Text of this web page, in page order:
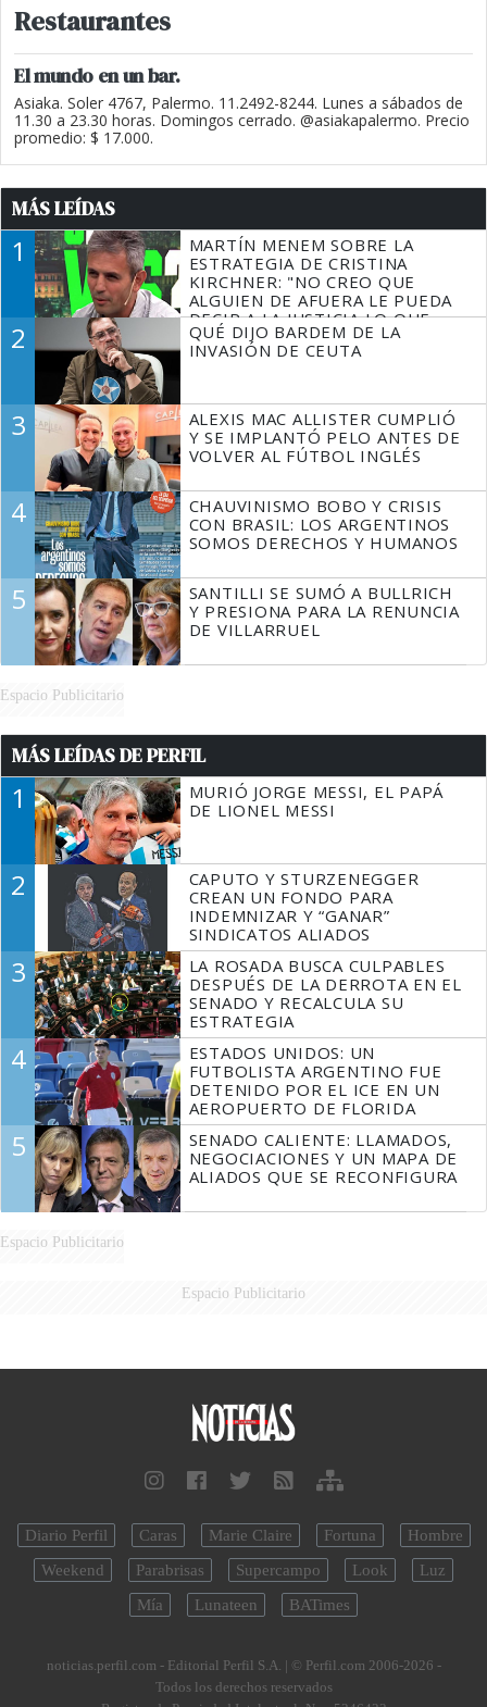
Restaurantes
El mundo en un bar.
Asiaka. Soler 4767, Palermo. 11.2492-8244. Lunes a sábados de
11.30 a 23.30 horas. Domingos cerrado. @asiakapalermo. Precio
promedio: $ 17.000.
MÁS LEÍDAS
1
MARTÍN MENEM SOBRE LA
ESTRATEGIA DE CRISTINA
KIRCHNER: "NO CREO QUE
ALGUIEN DE AFUERA LE PUEDA
DECIR A LA JUSTICIA LO QUE
TIENE QUE HACER"
2
QUÉ DIJO BARDEM DE LA
INVASIÓN DE CEUTA
3
ALEXIS MAC ALLISTER CUMPLIÓ
Y SE IMPLANTÓ PELO ANTES DE
VOLVER AL FÚTBOL INGLÉS
4
CHAUVINISMO BOBO Y CRISIS
CON BRASIL: LOS ARGENTINOS
SOMOS DERECHOS Y HUMANOS
5
SANTILLI SE SUMÓ A BULLRICH
Y PRESIONA PARA LA RENUNCIA
DE VILLARRUEL
Espacio Publicitario
MÁS LEÍDAS DE PERFIL
1
MURIÓ JORGE MESSI, EL PAPÁ
DE LIONEL MESSI
2
CAPUTO Y STURZENEGGER
CREAN UN FONDO PARA
INDEMNIZAR Y “GANAR”
SINDICATOS ALIADOS
3
LA ROSADA BUSCA CULPABLES
DESPUÉS DE LA DERROTA EN EL
SENADO Y RECALCULA SU
ESTRATEGIA
4
ESTADOS UNIDOS: UN
FUTBOLISTA ARGENTINO FUE
DETENIDO POR EL ICE EN UN
AEROPUERTO DE FLORIDA
5
SENADO CALIENTE: LLAMADOS,
NEGOCIACIONES Y UN MAPA DE
ALIADOS QUE SE RECONFIGURA
Espacio Publicitario
Espacio Publicitario
Diario Perfil Caras Marie Claire Fortuna
Hombre
Weekend
Parabrisas Supercampo Look
Luz
Mía
Lunateen BATimes
noticias.perfil.com - Editorial Perfil S.A. | © Perfil.com 2006-2026 -
Todos los derechos reservados